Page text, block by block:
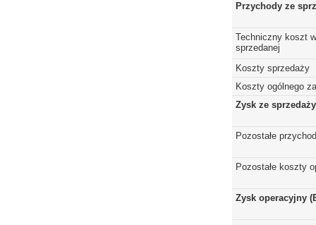
Przychody ze
Techniczny koszt
sprzedanej
Koszty sprzedaży
Koszty ogólnego
Zysk ze sprzedaży
Pozostałe
Pozostałe koszty
Zysk operacyjny